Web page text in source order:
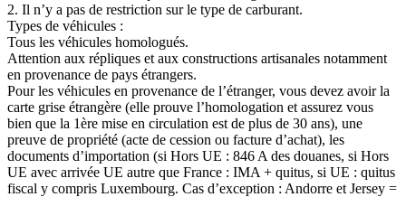
2. Il n’y a pas de restriction sur le type de carburant.
Types de véhicules :
Tous les véhicules homologués.
Attention aux répliques et aux constructions artisanales notamment
en provenance de pays étrangers.
Pour les véhicules en provenance de l’étranger, vous devez avoir la
carte grise étrangère (elle prouve l’homologation et assurez vous
bien que la 1ère mise en circulation est de plus de 30 ans), une
preuve de propriété (acte de cession ou facture d’achat), les
documents d’importation (si Hors UE : 846 A des douanes, si Hors
UE avec arrivée UE autre que France : IMA + quitus, si UE : quitus
fiscal y compris Luxembourg. Cas d’exception : Andorre et Jersey =